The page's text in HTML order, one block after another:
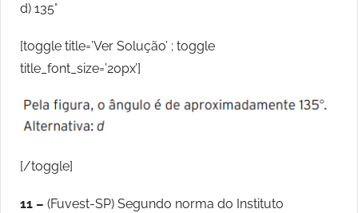
d) 135°
[toggle title=’Ver Solução’ ; toggle
title_font_size=’20px’]
[/toggle]
11 – (Fuvest-SP) Segundo norma do Instituto